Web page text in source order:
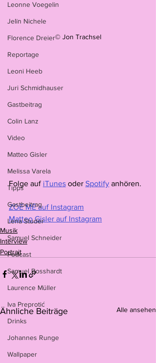
Leonne Voegelin
Jelïn Nichele
Florence Dreier
Reportage
Leoni Heeb
Juri Schmidhauser
Gastbeitrag
Colin Lanz
Video
Matteo Gisler
Melissa Varela
Tipps
Gastbeitrag
Lena Studer
Samuel Schneider
Podcast
Samuel Bosshardt
Laurence Müller
Iva Preprotić
Drinks
Johannes Runge
Wallpaper
© Jon Trachsel
Folge auf iTunes oder Spotify anhören.
ZOË MË auf Instagram
Matteo Gisler auf Instagram
Musik
Interview
Portrait
Ähnliche Beiträge Alle ansehen